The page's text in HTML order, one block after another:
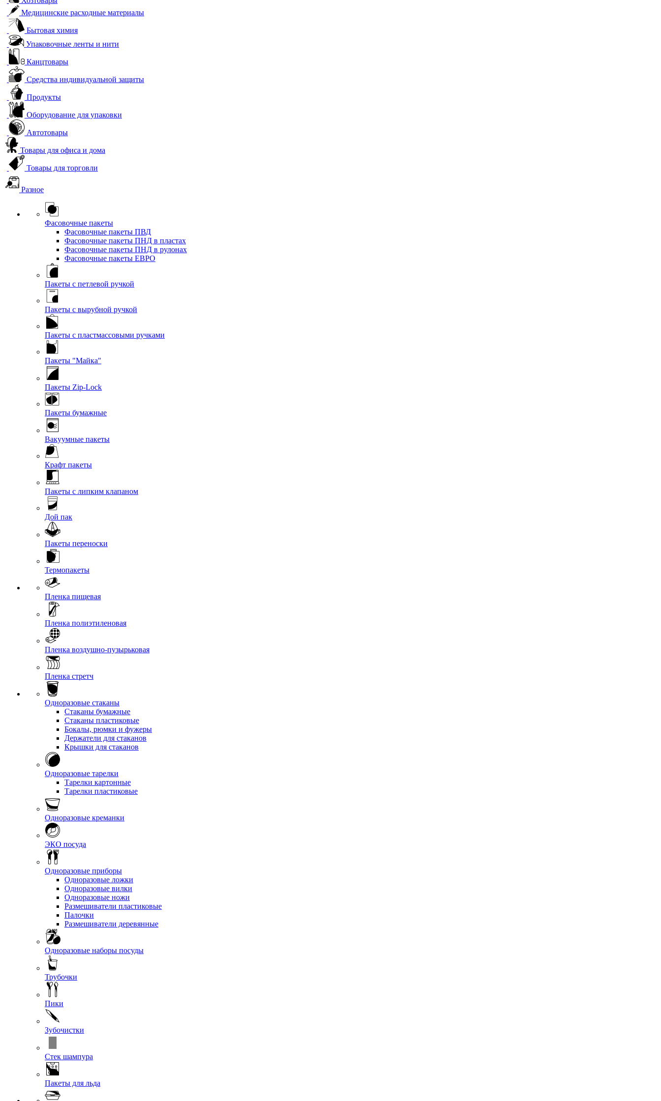
Медицинские расходные материалы
Бытовая химия
Упаковочные ленты и нити
Канцтовары
Средства индивидуальной защиты
Продукты
Оборудование для упаковки
Автотовары
Товары для офиса и дома
Товары для торговли
Разное
Фасовочные пакеты
Фасовочные пакеты ПВД
Фасовочные пакеты ПНД в пластах
Фасовочные пакеты ПНД в рулонах
Фасовочные пакеты ЕВРО
Пакеты с петлевой ручкой
Пакеты с вырубной ручкой
Пакеты с пластмассовыми ручками
Пакеты "Майка"
Пакеты Zip-Lock
Пакеты бумажные
Вакуумные пакеты
Крафт пакеты
Пакеты с липким клапаном
Дой пак
Пакеты переноски
Термопакеты
Пленка пищевая
Пленка полиэтиленовая
Пленка воздушно-пузырьковая
Пленка стретч
Одноразовые стаканы
Стаканы бумажные
Стаканы пластиковые
Бокалы, рюмки и фужеры
Держатели для стаканов
Крышки для стаканов
Одноразовые тарелки
Тарелки картонные
Тарелки пластиковые
Одноразовые креманки
ЭКО посуда
Одноразовые приборы
Одноразовые ложки
Одноразовые вилки
Одноразовые ножи
Размешиватели пластиковые
Палочки
Размешиватели деревянные
Одноразовые наборы посуды
Трубочки
Пики
Зубочистки
Стек шампура
Пакеты для льда